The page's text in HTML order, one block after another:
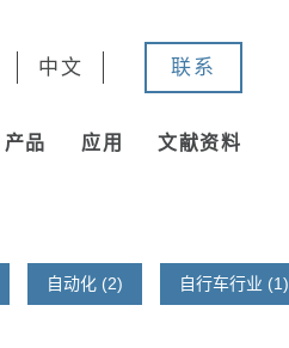
中文 联系
产品 应用 文献资料
自动化 (2) 自行车行业 (1)